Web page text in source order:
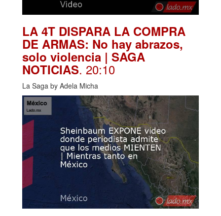
LA 4T DISPARA LA COMPRA
DE ARMAS: No hay abrazos,
solo violencia | SAGA
NOTICIAS. 20:10
La Saga by Adela Micha